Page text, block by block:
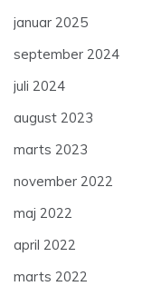
januar 2025
september 2024
juli 2024
august 2023
marts 2023
november 2022
maj 2022
april 2022
marts 2022